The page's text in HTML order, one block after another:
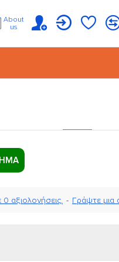
About
us
αξιολογήσεις. - Γράψτε μια